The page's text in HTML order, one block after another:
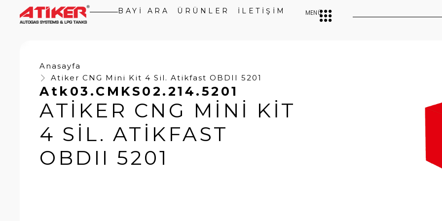
BAYI ARA ÜRÜNLER İLETİŞİM MENÜ
Anasayfa
Atiker CNG Mini Kit 4 Sil. Atikfast OBDII 5201
Atk03.CMKS02.214.5201
ATIKER CNG MINI KIT
4 SIL. ATIKFAST
OBDII 5201